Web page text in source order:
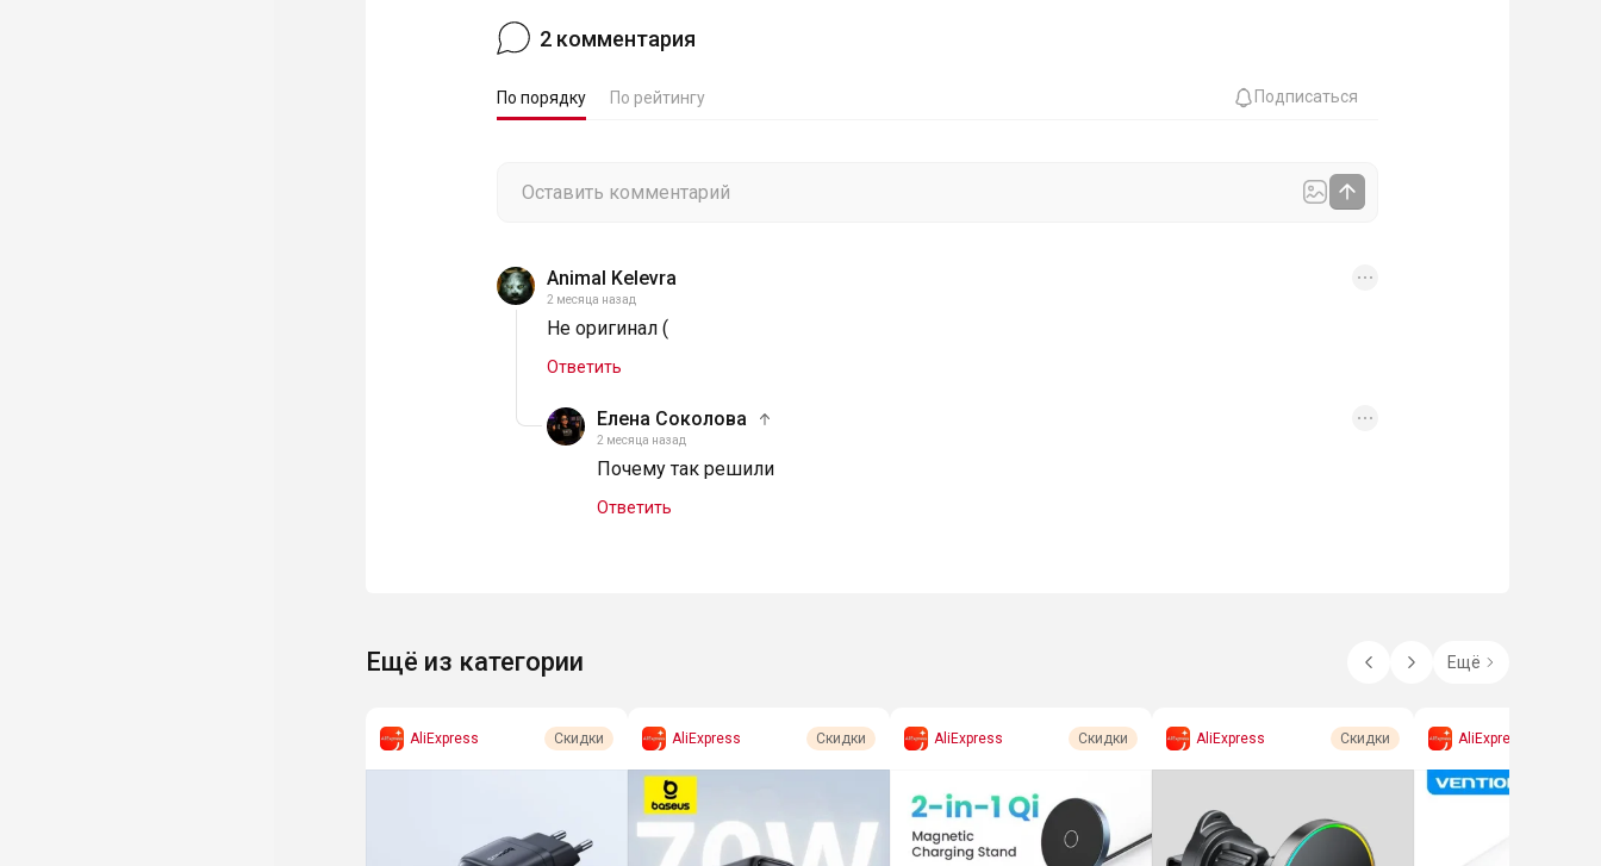
2 комментария
По порядку По рейтингу Подписаться
Animal Kelevra
2 месяца назад
Не оригинал (
Ответить
Елена Соколова
2 месяца назад
Почему так решили
Ответить
Ещё из категории Ещё
AliExpress Скидки AliExpress Скидки AliExpress Скидки AliExpress Скидки AliExpress